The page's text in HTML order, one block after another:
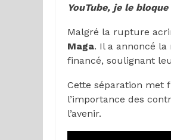
YouTube, je le
Malgré la rupture
Maga. Il a annoncé la
financé, soulignant
Cette séparation met
l’importance des
l’avenir.